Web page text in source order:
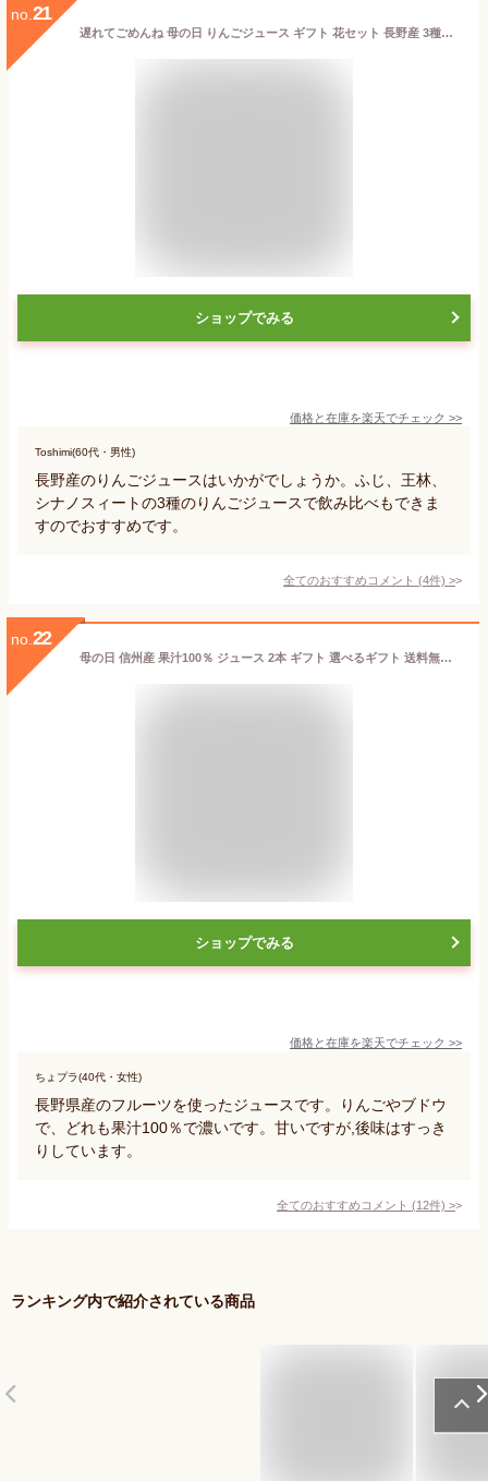
no. 21
遅れてごめんね 母の日 りんごジュース ギフト 花セット 長野産 3種のりんごジュースを飲み比べ 果汁100％ ストレートジュース ふじ 王林 シナノスイート プレゼント 詰め合わせ 1L×3本 あす楽 | リンゴジュース 内祝 お祝い 出産祝い お中元 贈り物 ジュースギフト 2024
ショップでみる
価格と在庫を楽天でチェック >>
Toshimi(60代・男性)
長野産のりんごジュースはいかがでしょうか。ふじ、王林、
シナノスィートの3種のりんごジュースで飲み比べもできま
すのでおすすめです。
全てのおすすめコメント (4件) >
no. 22
母の日 信州産 果汁100％ ジュース 2本 ギフト 選べるギフト 送料無料 最強翌日配送 | りんご 白桃 黄桃 洋なし ぶどう もも 旬に絞りました ストレートジュースを含む 国産 お取り寄せ 内祝 ギフト お祝い 出産祝い 出産内祝 詰め合わせ ジュースセット 2025
ショップでみる
価格と在庫を楽天でチェック >>
ちょプラ(40代・女性)
長野県産のフルーツを使ったジュースです。りんごやブドウ
で、どれも果汁100％で濃いです。甘いですが,後味はすっき
りしています。
全てのおすすめコメント (12件) >
ランキング内で紹介されている商品